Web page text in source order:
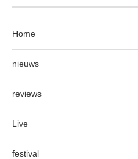
Home
nieuws
reviews
Live
festival